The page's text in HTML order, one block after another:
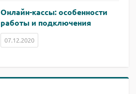
Онлайн-кассы: особенности
работы и подключения
07.12.2020